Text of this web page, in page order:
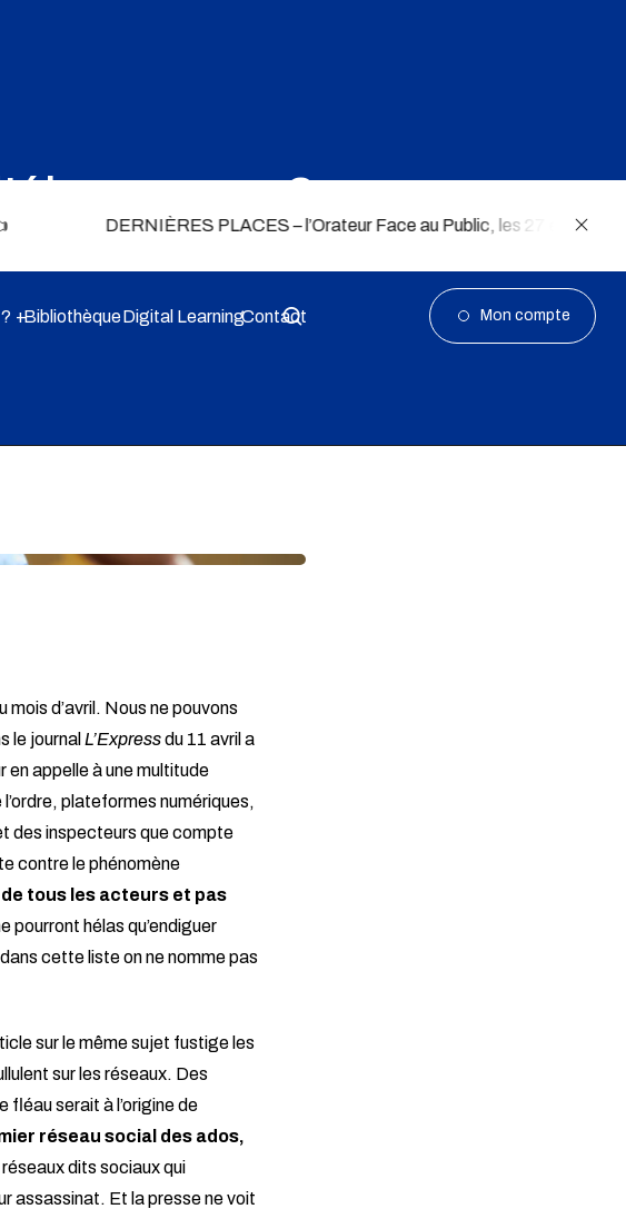
PLACES – l’Orateur Face au Public, les 27 et 28
BibliothèqueDigital LearningContact Mon compte
?
d’avril. Nous ne pouvons
le journal L’Expressdu 11 avril a
en appelle à une multitude
plateformes numériques,
des inspecteurs que compte
contre le phénomène
tous les acteurs et pas
pourront hélas qu’endiguer
cette liste on ne nomme pas
sur le même sujet fustige les
sur les réseaux. Des
serait à l’origine de
réseau social des ados,
dits sociaux qui
assassinat. Et la presse ne voit